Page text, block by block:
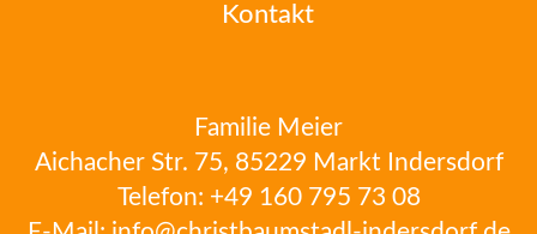
Kontakt
Familie Meier
Aichacher Str. 75, 85229 Markt Indersdorf
Telefon: +49 160 795 73 08